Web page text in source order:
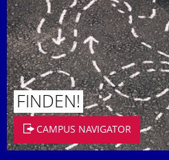
FINDEN!
CAMPUS NAVIGATOR